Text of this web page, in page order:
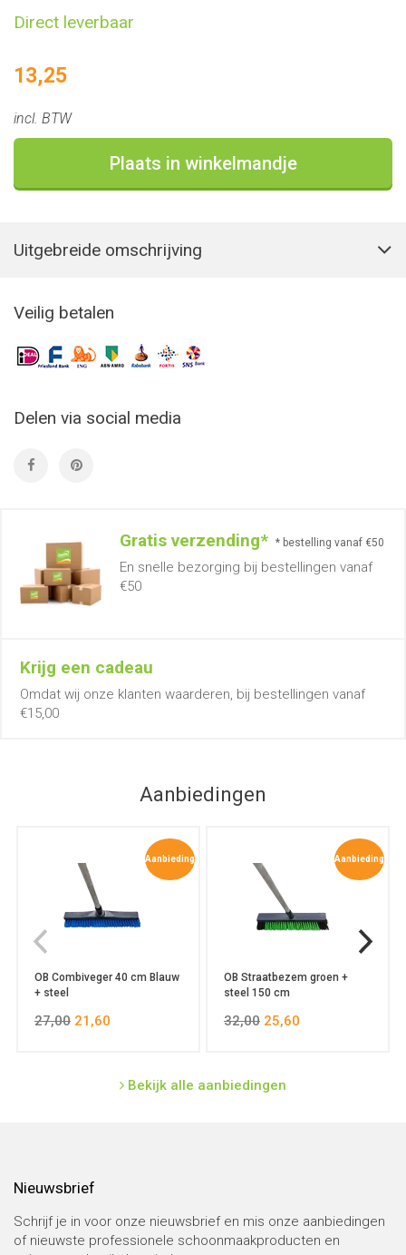
Direct leverbaar
13,25
incl. BTW
Plaats in winkelmandje
Uitgebreide omschrijving
Veilig betalen
Delen via social media
Gratis verzending* * bestelling vanaf €50
En snelle bezorging bij bestellingen vanaf
€50
Krijg een cadeau
Omdat wij onze klanten waarderen, bij bestellingen vanaf
€15,00
Aanbiedingen
Aanbieding
OB Combiveger 40 cm Blauw
+ steel
27,00 21,60
Aanbieding
OB Straatbezem groen +
steel 150 cm
32,00 25,60
Bekijk alle aanbiedingen
Nieuwsbrief
Schrijf je in voor onze nieuwsbrief en mis onze aanbiedingen
of nieuwste professionele schoonmaakproducten en